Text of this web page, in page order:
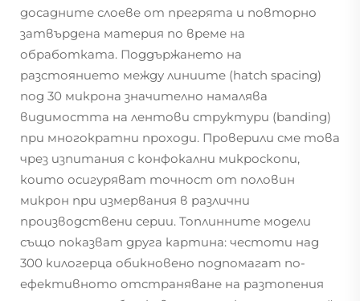
досадните слоеве от прегрята и повторно
затвърдена материя по време на
обработката. Поддържането на
разстоянието между линиите (hatch spacing)
под 30 микрона значително намалява
видимостта на лентови структури (banding)
при многократни проходи. Проверили сме това
чрез изпитания с конфокални микроскопи,
които осигуряват точност от половин
микрон при измервания в различни
производствени серии. Топлинните модели
също показват друга картина: честоти над
300 килогерца обикновено подпомагат по-
ефективното отстраняване на разтопения